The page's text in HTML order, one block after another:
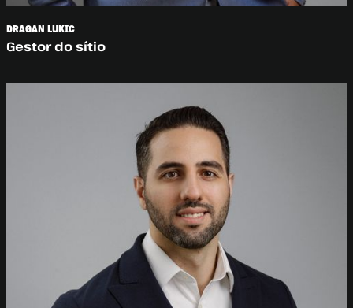
DRAGAN LUKIC
Gestor do sítio